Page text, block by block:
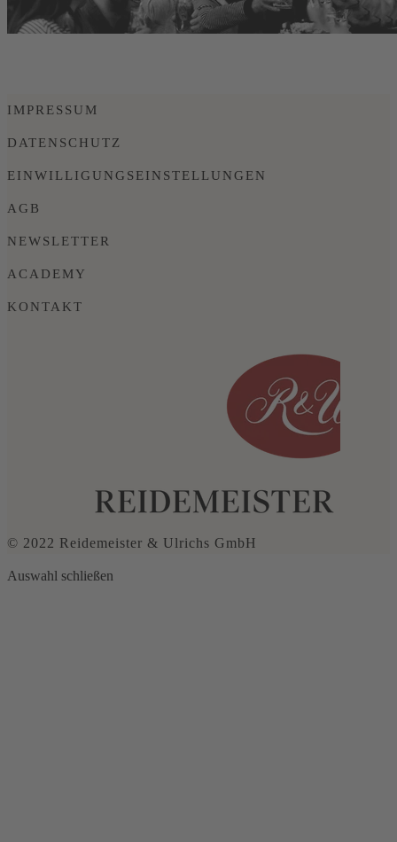
IMPRESSUM
DATENSCHUTZ
EINWILLIGUNGSEINSTELLUNGEN
AGB
NEWSLETTER
ACADEMY
KONTAKT
© 2022 Reidemeister & Ulrichs GmbH
Auswahl schließen